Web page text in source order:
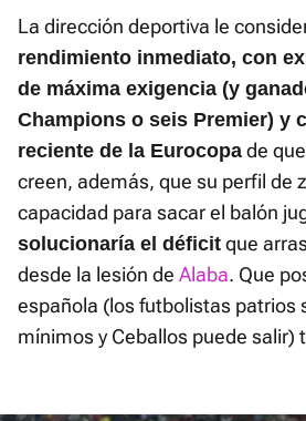
La dirección deportiva le
rendimiento inmediato, con
de máxima exigencia (y
Champions o seis Premier) y
reciente de la Eurocopa de
creen, además, que su perfil de
capacidad para sacar el balón
solucionaría el déficit que
desde la lesión de Alaba. Que
española (los futbolistas patrios
mínimos y Ceballos puede salir)